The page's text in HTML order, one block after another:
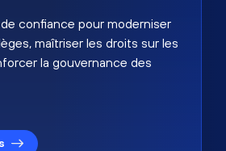
confiance pour moderniser
maîtriser les droits sur les
la gouvernance des